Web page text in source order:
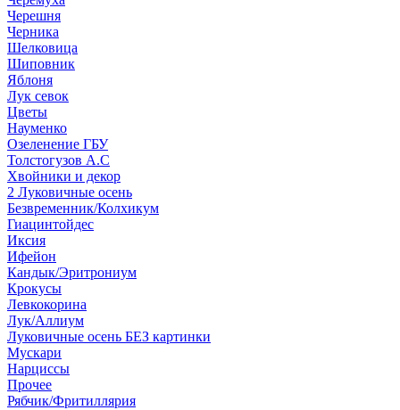
Черешня
Черника
Шелковица
Шиповник
Яблоня
Лук севок
Цветы
Науменко
Озеленение ГБУ
Толстогузов А.С
Хвойники и декор
2 Луковичные осень
Безвременник/Колхикум
Гиацинтойдес
Иксия
Ифейон
Кандык/Эритрониум
Крокусы
Левкокорина
Лук/Аллиум
Луковичные осень БЕЗ картинки
Мускари
Нарциссы
Прочее
Рябчик/Фритиллярия